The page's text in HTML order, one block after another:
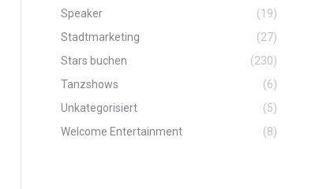
Speaker
(19)
Stadtmarketing
(27)
Stars buchen
(230)
Tanzshows
(6)
Unkategorisiert
(5)
Welcome Entertainment
(8)